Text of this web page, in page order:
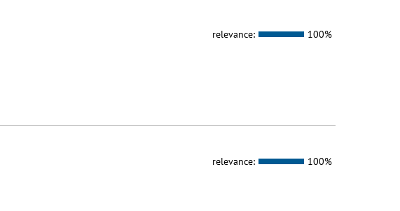
relevance: 100%
relevance: 100%